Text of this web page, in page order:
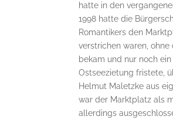
hatte in den
1998 hatte die
Romantikers den
verstrichen waren,
bekam und nur noch
Ostseezietung fristete,
Helmut Maletzke aus
war der Marktplatz als
allerdings